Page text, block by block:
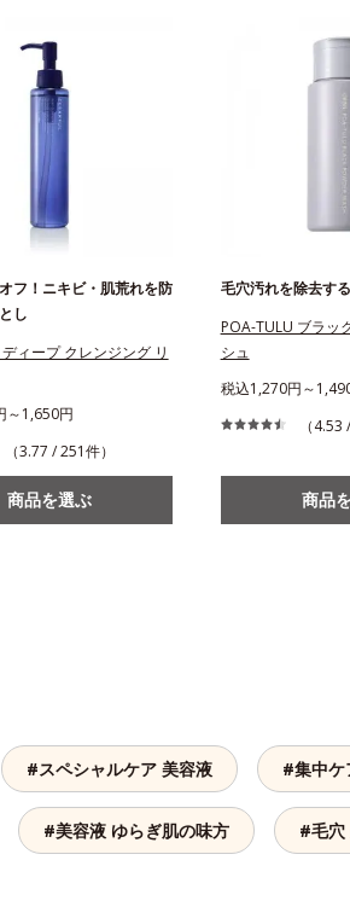
フ！ニキビ・肌荒れを防
し
ィープ クレンジング リ
～1,650円
（3.77 / 251件）
商品を選ぶ
毛穴汚れを除去す
POA-TULU ブラッ
シュ
税込1,270円～
（4.53
商品
#スペシャルケア 美容液 #集中ケ
#美容液 ゆらぎ肌の味方 #毛穴